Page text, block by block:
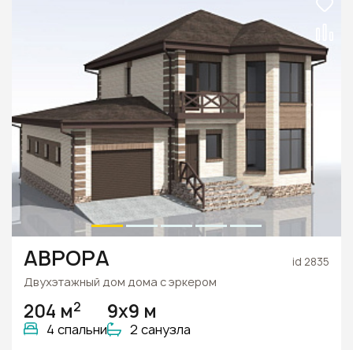
АВРОРА id 2835
Двухэтажный дом дома с эркером
204 м2
4 спальни
9х9 м
2 санузла